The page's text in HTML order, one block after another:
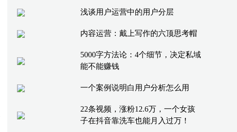
浅谈用户运营中的用户分层
内容运营：戴上写作的六顶思考帽
5000字方法论：4个细节，决定私域
能不能赚钱
一个案例说明白用户分析怎么用
22条视频，涨粉12.6万，一个女孩
子在抖音靠洗车也能月入过万！